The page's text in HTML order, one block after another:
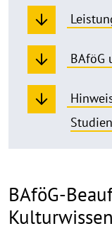
BAföG
BAföG-